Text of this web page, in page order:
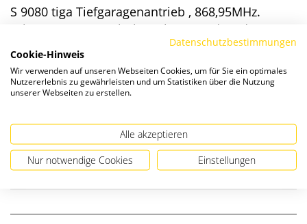
S 9080 tiga Tiefgaragenantrieb , 868,95MHz.
schwarz NetzSt.-Schuko , ohne Handsender
Wunschliste Vergleichen
Die Preise verstehen sich zzgl. ges. MwSt. undVersandkosten.
IN DEN WARENKORB
Datenschutzbestimmungen
Cookie-Hinweis
Wir verwenden auf unseren Webseiten Cookies, um für Sie ein optimales
Nutzererlebnis zu gewährleisten und um Statistiken über die Nutzung
unserer Webseiten zu erstellen.
Alle akzeptieren
Nur notwendige Cookies Einstellungen